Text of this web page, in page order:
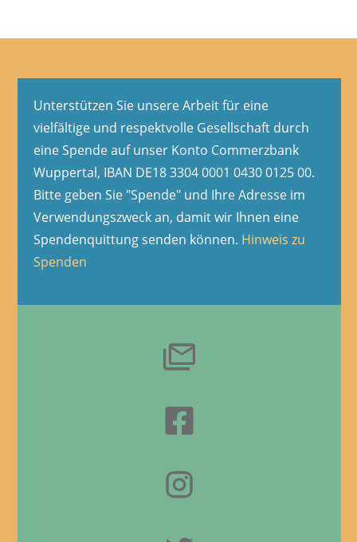
Unterstützen Sie unsere Arbeit für eine
vielfältige und respektvolle Gesellschaft durch
eine Spende auf unser Konto Commerzbank
Wuppertal, IBAN DE18 3304 0001 0430 0125 00.
Bitte geben Sie "Spende" und Ihre Adresse im
Verwendungszweck an, damit wir Ihnen eine
Spendenquittung senden können. Hinweis zu
Spenden